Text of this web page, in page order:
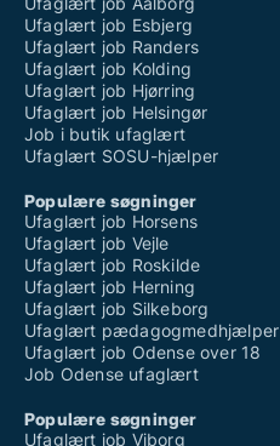
Ufaglært job Esbjerg
Ufaglært job Randers
Ufaglært job Kolding
Ufaglært job Hjørring
Ufaglært job Helsingør
Job i butik ufaglært
Ufaglært SOSU-hjælper
Populære søgninger
Ufaglært job Horsens
Ufaglært job Vejle
Ufaglært job Roskilde
Ufaglært job Herning
Ufaglært job Silkeborg
Ufaglært pædagogmedhjælper
Ufaglært job Odense over 18
Job Odense ufaglært
Populære søgninger
Ufaglært job Viborg